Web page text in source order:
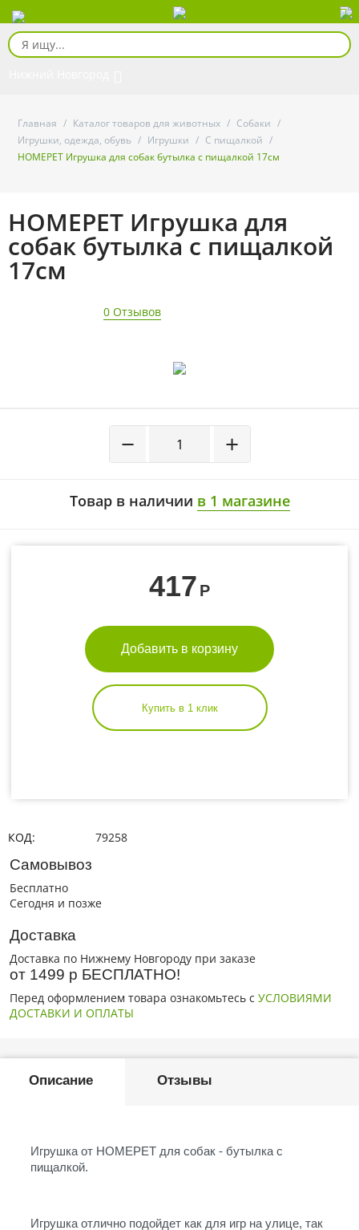
Главная / Каталог товаров для животных / Собаки /
Игрушки, одежда, обувь / Игрушки / С пищалкой /
HOMEPET Игрушка для собак бутылка с пищалкой 17см
HOMEPET Игрушка для
собак бутылка с пищалкой
17см
0 Отзывов
+
−
Товар в наличии в 1 магазине
417 Р
Добавить в корзину
Купить в 1 клик
КОД: 79258
Самовывоз
Бесплатно
Сегодня и позже
Доставка
Доставка по Нижнему Новгороду при заказе
от 1499 р БЕСПЛАТНО!
Перед оформлением товара ознакомьтесь с УСЛОВИЯМИ
ДОСТАВКИ И ОПЛАТЫ
Описание Отзывы
Игрушка от HOMEPET для собак - бутылка с
пищалкой.
Игрушка отлично подойдет как для игр на улице, так